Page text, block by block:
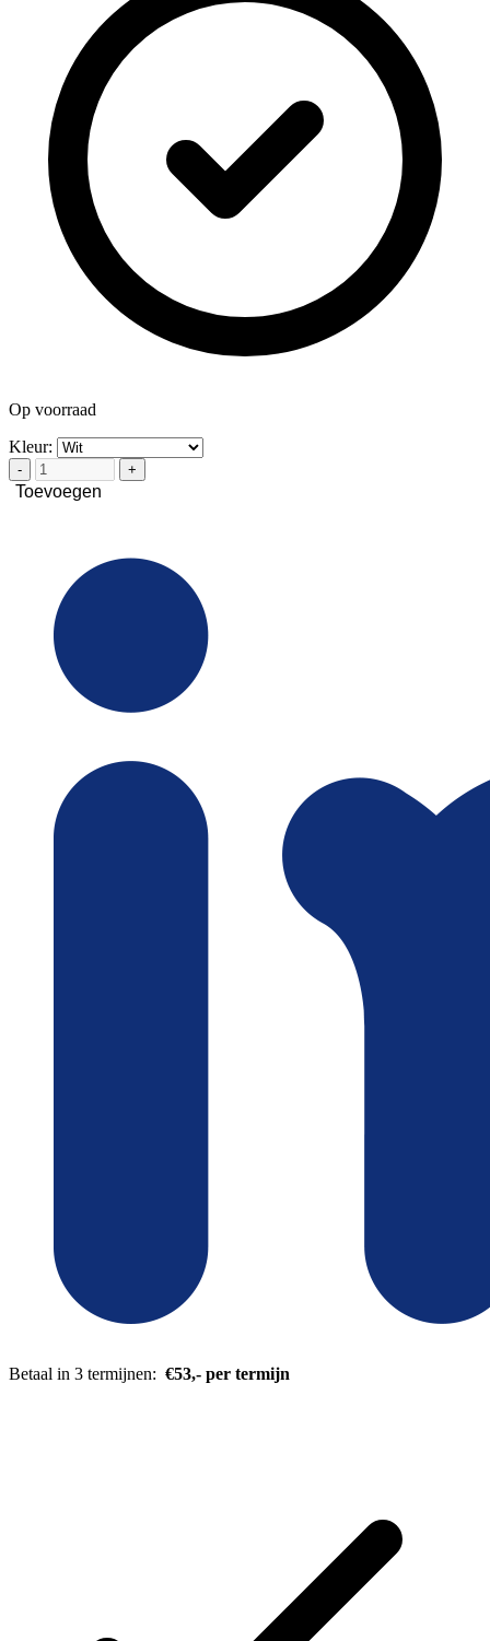
Op voorraad
Kleur:
- +
Toevoegen
Betaal in 3 termijnen: €53,- per termijn